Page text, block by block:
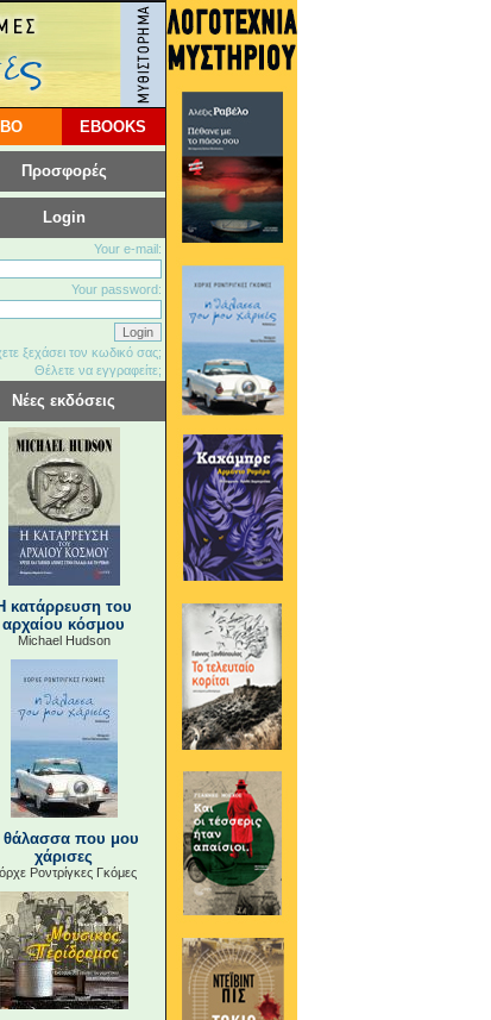
EBOOKS
Προσφορές
Login
Your e-mail:
Your password:
ξεχάσει τον κωδικό σας;
Θέλετε να εγγραφείτε;
Νέες εκδόσεις
κατάρρευση του
αρχαίου κόσμου
Michael Hudson
θάλασσα που μου
χάρισες
Ροντρίγκες Γκόμες